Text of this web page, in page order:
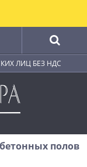
ЛИЦ БЕЗ НДС
полов